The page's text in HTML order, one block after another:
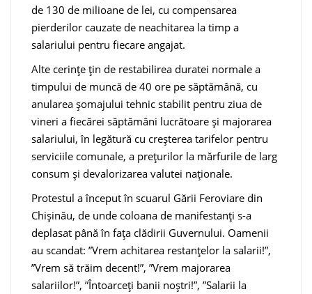
de 130 de milioane de lei, cu compensarea
pierderilor cauzate de neachitarea la timp a
salariului pentru fiecare angajat.
Alte cerințe țin de restabilirea duratei normale a
timpului de muncă de 40 ore pe săptămână, cu
anularea șomajului tehnic stabilit pentru ziua de
vineri a fiecărei săptămâni lucrătoare și majorarea
salariului, în legătură cu creșterea tarifelor pentru
serviciile comunale, a prețurilor la mărfurile de larg
consum și devalorizarea valutei naționale.
Protestul a început în scuarul Gării Feroviare din
Chișinău, de unde coloana de manifestanți s-a
deplasat până în fața clădirii Guvernului. Oamenii
au scandat: ”Vrem achitarea restanțelor la salarii!”,
”Vrem să trăim decent!”, ”Vrem majorarea
salariilor!”, ”Întoarceți banii noștri!”, ”Salarii la